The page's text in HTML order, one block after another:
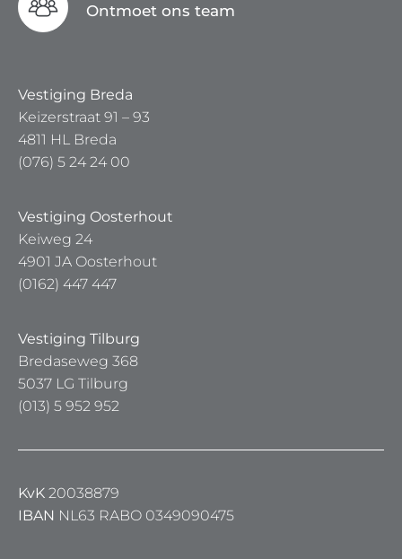
Ontmoet ons team
Vestiging Breda
Keizerstraat 91 – 93
4811 HL Breda
(076) 5 24 24 00
Vestiging Oosterhout
Keiweg 24
4901 JA Oosterhout
(0162) 447 447
Vestiging Tilburg
Bredaseweg 368
5037 LG Tilburg
(013) 5 952 952
KvK 20038879
IBAN NL63 RABO 0349090475